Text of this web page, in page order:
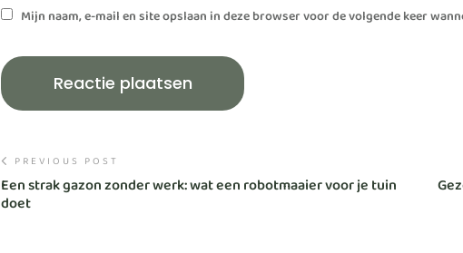
Mijn naam, e-mail en site opslaan in deze browser voor de volgende keer
PREVIOUS POST
Een strak gazon zonder werk: wat een robotmaaier voor je tuin
doet